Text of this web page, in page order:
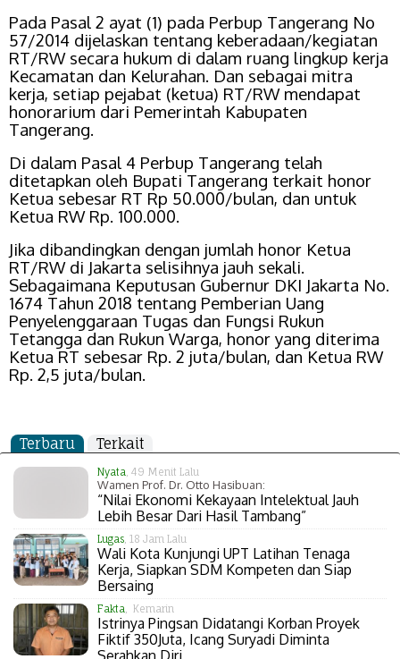
Pada Pasal 2 ayat (1) pada Perbup Tangerang No
57/2014 dijelaskan tentang keberadaan/kegiatan
RT/RW secara hukum di dalam ruang lingkup kerja
Kecamatan dan Kelurahan. Dan sebagai mitra
kerja, setiap pejabat (ketua) RT/RW mendapat
honorarium dari Pemerintah Kabupaten
Tangerang.
Di dalam Pasal 4 Perbup Tangerang telah
ditetapkan oleh Bupati Tangerang terkait honor
Ketua sebesar RT Rp 50.000/bulan, dan untuk
Ketua RW Rp. 100.000.
Jika dibandingkan dengan jumlah honor Ketua
RT/RW di Jakarta selisihnya jauh sekali.
Sebagaimana Keputusan Gubernur DKI Jakarta No.
1674 Tahun 2018 tentang Pemberian Uang
Penyelenggaraan Tugas dan Fungsi Rukun
Tetangga dan Rukun Warga, honor yang diterima
Ketua RT sebesar Rp. 2 juta/bulan, dan Ketua RW
Rp. 2,5 juta/bulan.
Terbaru Terkait
Nyata , 49 Menit Lalu
Wamen Prof. Dr. Otto Hasibuan:
“Nilai Ekonomi Kekayaan Intelektual Jauh
Lebih Besar Dari Hasil Tambang”
Lugas, 18 Jam Lalu
Wali Kota Kunjungi UPT Latihan Tenaga
Kerja, Siapkan SDM Kompeten dan Siap
Bersaing
Fakta , Kemarin
Istrinya Pingsan Didatangi Korban Proyek
Fiktif 350Juta, Icang Suryadi Diminta
Serahkan Diri